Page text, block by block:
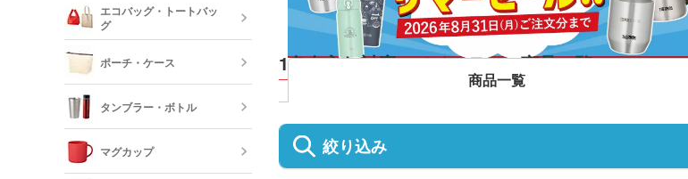
1色名入れ対応のノベルティ 商品一覧
商品一覧
絞り込み
エコバッグ・トートバッ
グ
巾着・リュック・ナップサ
ック
ポーチ・ケース
タンブラー・ボトル
ステンレスタンブラー・ア
台紙タンブラー（カスタム
マグカップ